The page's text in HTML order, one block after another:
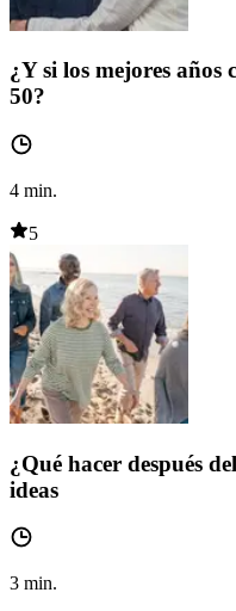
¿Y si los mejores años
50?
4 min.
5
¿Qué hacer después
ideas
3 min.